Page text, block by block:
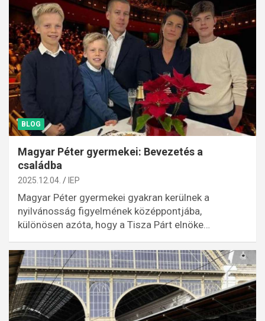
BLOG
Magyar Péter gyermekei: Bevezetés a
családba
2025.12.04. IEP
Magyar Péter gyermekei gyakran kerülnek a
nyilvánosság figyelmének középpontjába,
különösen azóta, hogy a Tisza Párt elnöke…